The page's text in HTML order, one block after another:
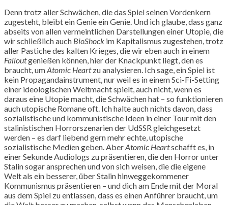
Denn trotz aller Schwächen, die das Spiel seinen Vordenkern
zugesteht, bleibt ein Genie ein Genie. Und ich glaube, dass ganz
abseits von allen vermeintlichen Darstellungen einer Utopie, die
wir schließlich auch BioShock im Kapitalismus zugestehen, trotz
aller Pastiche des kalten Krieges, die wir eben auch in einem
Falloutgenießen können, hier der Knackpunkt liegt, den es
braucht, umAtomic Heartzu analysieren. Ich sage, ein Spiel ist
kein Propagandainstrument, nur weil es in einem Sci-Fi-Setting
einer ideologischen Weltmacht spielt, auch nicht, wenn es
daraus eine Utopie macht, die Schwächen hat – so funktionieren
auch utopische Romane oft. Ich halte auch nichts davon, dass
sozialistische und kommunistische Ideen in einer Tour mit den
stalinistischen Horrorszenarien der UdSSR gleichgesetzt
werden – es darf liebend gern mehr echte, utopische
sozialistische Medien geben. AberAtomic Heartschafft es, in
einer Sekunde Audiologs zu präsentieren, die den Horror unter
Stalin sogar ansprechen und von sich weisen, die die eigene
Welt als ein besserer, über Stalin hinweggekommener
Kommunismus präsentieren – und dich am Ende mit der Moral
aus dem Spiel zu entlassen, dass es einen Anführer braucht, um